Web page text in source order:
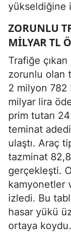
yükseldiğine
ZORUNLU
MILYAR TL
Trafiğe çıkan
zorunlu olan
2 milyon 782
milyar lira
prim tutarı
teminat
ulaştı. Araç
tazminat
gerçekleşti.
kamyonetler
izledi. Bu
hasar yükü
ortaya koydu.